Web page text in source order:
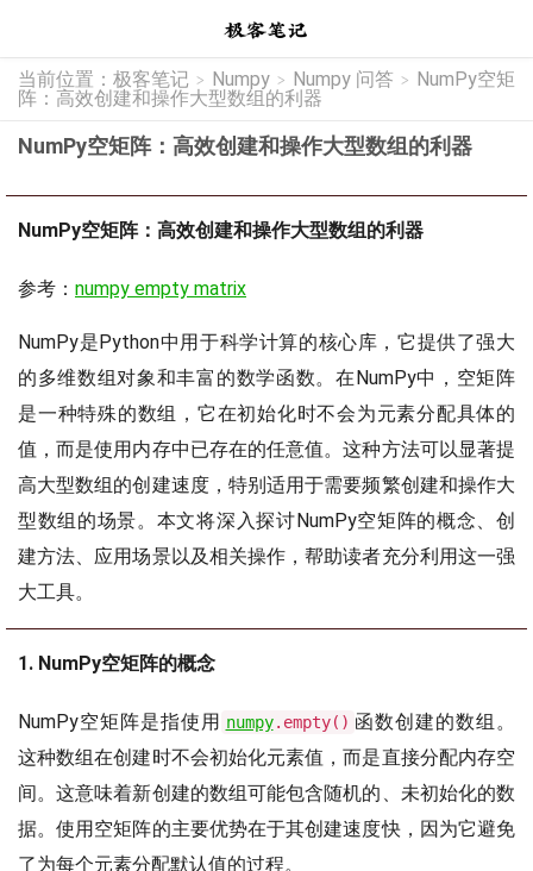
当前位置： 极客笔记 > Numpy > Numpy 问答 > NumPy空矩
阵：高效创建和操作大型数组的利器
NumPy空矩阵：高效创建和操作大型数组的利器
NumPy空矩阵：高效创建和操作大型数组的利器
参考： numpy empty matrix
NumPy是Python中用于科学计算的核心库，它提供了强大
的多维数组对象和丰富的数学函数。在NumPy中，空矩阵
是一种特殊的数组，它在初始化时不会为元素分配具体的
值，而是使用内存中已存在的任意值。这种方法可以显著提
高大型数组的创建速度，特别适用于需要频繁创建和操作大
型数组的场景。本文将深入探讨NumPy空矩阵的概念、创
建方法、应用场景以及相关操作，帮助读者充分利用这一强
大工具。
1. NumPy空矩阵的概念
NumPy空矩阵是指使用 numpy.empty() 函数创建的数组。
这种数组在创建时不会初始化元素值，而是直接分配内存空
间。这意味着新创建的数组可能包含随机的、未初始化的数
据。使用空矩阵的主要优势在于其创建速度快，因为它避免
了为每个元素分配默认值的过程。